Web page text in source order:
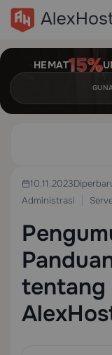
HEMAT
10.11.2023
Administrasi
tentang